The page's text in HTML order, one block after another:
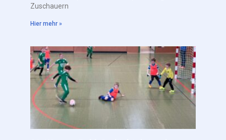
Zuschauern
Hier mehr »